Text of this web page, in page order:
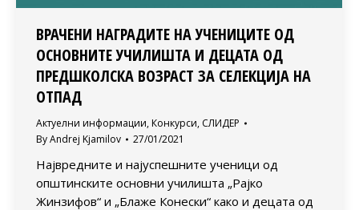
ВРАЧЕНИ НАГРАДИТЕ НА УЧЕНИЦИТЕ ОД
ОСНОВНИТЕ УЧИЛИШТА И ДЕЦАТА ОД
ПРЕДШКОЛСКА ВОЗРАСТ ЗА СЕЛЕКЦИЈА НА
ОТПАД
Актуелни информации, Конкурси, СЛИДЕР
ByAndrej Kjamilov 27/01/2021
Највредните и најуспешните ученици од
општинските основни училишта „Рајко
Жинзифов“ и „Блаже Конески“ како и децата од